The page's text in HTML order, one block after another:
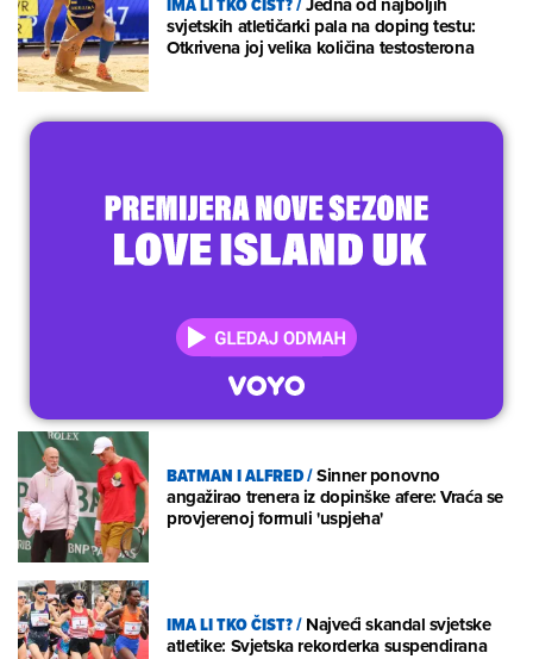
svjetskih atletičarki pala na doping testu:
Otkrivena joj velika količina testosterona
BATMAN I ALFRED/Sinner ponovno
angažirao trenera iz dopinške afere: Vraća se
provjerenoj formuli 'uspjeha'
IMA LI TKO ČIST?/Najveći skandal svjetske
atletike: Svjetska rekorderka suspendirana